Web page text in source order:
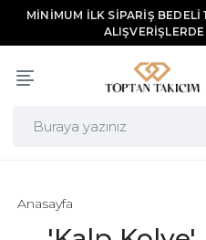
MİNİMUM İLK SİPARİŞ
Anasayfa